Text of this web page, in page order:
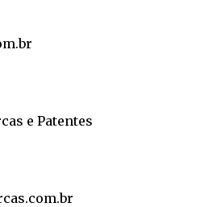
e Patentes